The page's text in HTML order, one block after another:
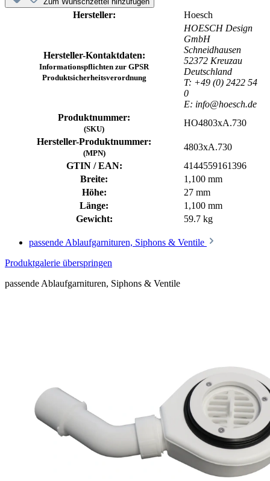
Hersteller: Hoesch
Hersteller-Kontaktdaten:
Informationspflichten zur GPSR
Produktsicherheitsverordnung
HOESCH Design
GmbH
Schneidhausen
52372 Kreuzau
Deutschland
T: +49 (0) 2422 54
0
E: info@hoesch.de
Produktnummer:
(SKU)
HO4803xA.730
Hersteller-Produktnummer:
(MPN)
4803xA.730
GTIN / EAN:
4144559161396
Breite:
1,100 mm
Höhe:
27 mm
Länge:
1,100 mm
Gewicht:
59.7 kg
passende Ablaufgarnituren, Siphons & Ventile
Produktgalerie überspringen
passende Ablaufgarnituren, Siphons & Ventile